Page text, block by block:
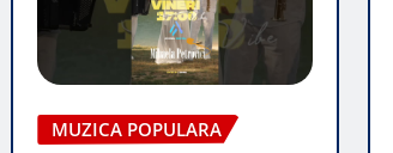
MUZICA POPULARA